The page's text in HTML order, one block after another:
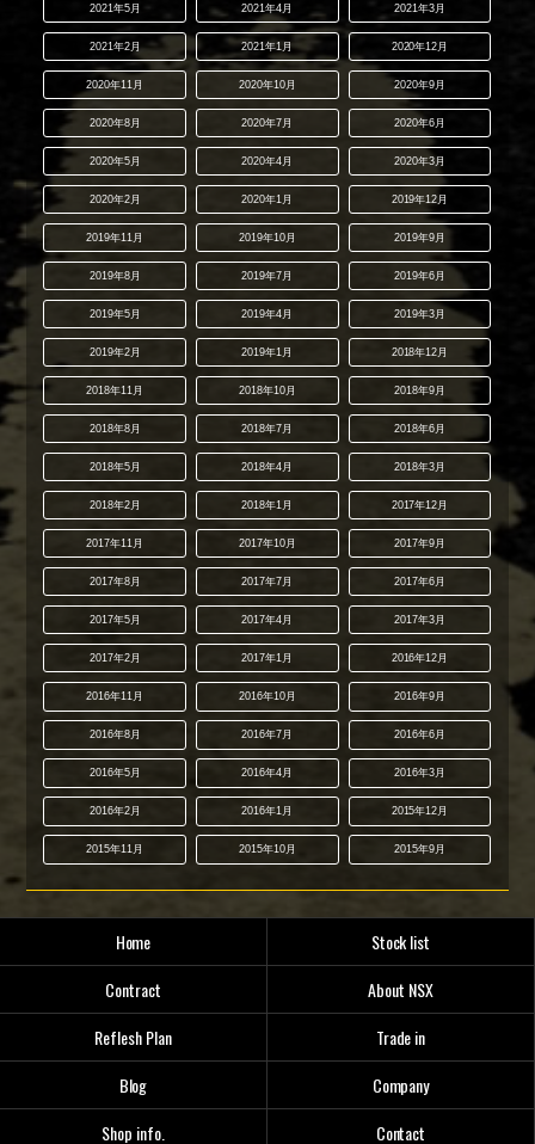
2021年5月 2021年4月 2021年3月
2021年2月 2021年1月 2020年12月
2020年11月 2020年10月 2020年9月
2020年8月 2020年7月 2020年6月
2020年5月 2020年4月 2020年3月
2020年2月 2020年1月 2019年12月
2019年11月 2019年10月 2019年9月
2019年8月 2019年7月 2019年6月
2019年5月 2019年4月 2019年3月
2019年2月 2019年1月 2018年12月
2018年11月 2018年10月 2018年9月
2018年8月 2018年7月 2018年6月
2018年5月 2018年4月 2018年3月
2018年2月 2018年1月 2017年12月
2017年11月 2017年10月 2017年9月
2017年8月 2017年7月 2017年6月
2017年5月 2017年4月 2017年3月
2017年2月 2017年1月 2016年12月
2016年11月 2016年10月 2016年9月
2016年8月 2016年7月 2016年6月
2016年5月 2016年4月 2016年3月
2016年2月 2016年1月 2015年12月
2015年11月 2015年10月 2015年9月
Home
Stock list
Contract
About NSX
Reflesh Plan
Trade in
Blog
Company
Shop info.
Contact